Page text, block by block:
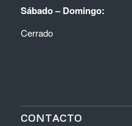
Sábado – Domingo:
Cerrado
CONTACTO